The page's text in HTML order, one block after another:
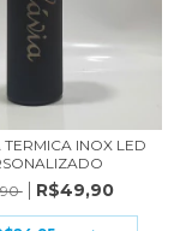
INOX LED
R$49,90